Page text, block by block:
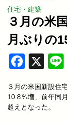
住宅・建築
３月の米
月ぶりの
X
３月の米国新設住
10.8％増、前年同
超えとなった。